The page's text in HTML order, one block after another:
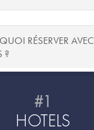
RÉSERVER AVEC
?